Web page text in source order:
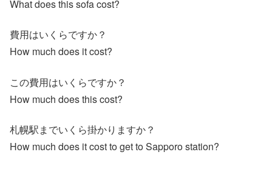
What does this sofa cost?
費用はいくらですか？
How much does it cost?
この費用はいくらですか？
How much does this cost?
札幌駅までいくら掛かりますか？
How much does it cost to get to Sapporo station?